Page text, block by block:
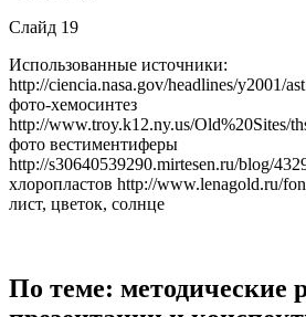
Слайд 19
Использованные источники:
http://ciencia.nasa.gov/headlines/y2001/
фото-хемосинтез
http://www.troy.k12.ny.us/Old%20Sites/
фото вестиментиферы
http://s30640539290.mirtesen.ru/blog/
хлоропластов http://www.lenagold.ru/
лист, цветок, солнце
По теме: методические